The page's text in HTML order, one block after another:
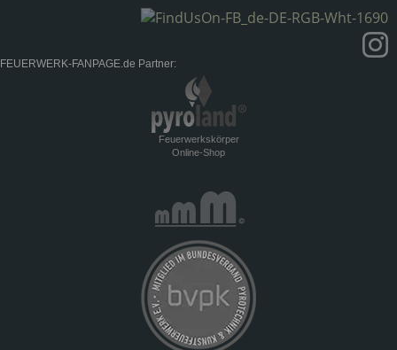
FEUERWERK-FANPAGE.de Partner:
Feuerwerkskörper
Online-Shop